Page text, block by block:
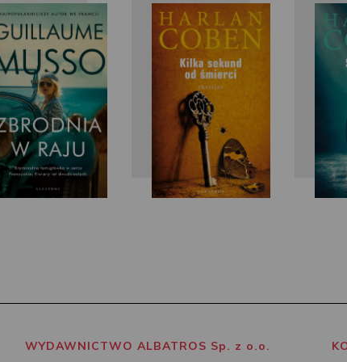
Guillaume
Musso
Harlan
Coben
WYDAWNICTWO ALBATROS Sp. z o.o.